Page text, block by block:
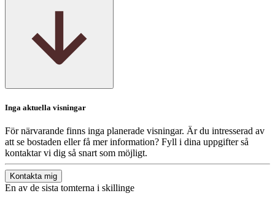
Inga aktuella visningar
För närvarande finns inga planerade visningar. Är du intresserad av
att se bostaden eller få mer information? Fyll i dina uppgifter så
kontaktar vi dig så snart som möjligt.
Kontakta mig
En av de sista tomterna i skillinge